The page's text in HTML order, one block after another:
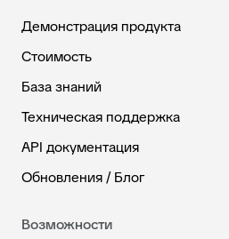
Демонстрация продукта
Стоимость
База знаний
Техническая поддержка
API документация
Обновления / Блог
Возможности